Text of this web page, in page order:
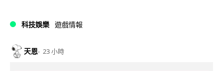
科技娛樂 遊戲情報
天恩 23 小時